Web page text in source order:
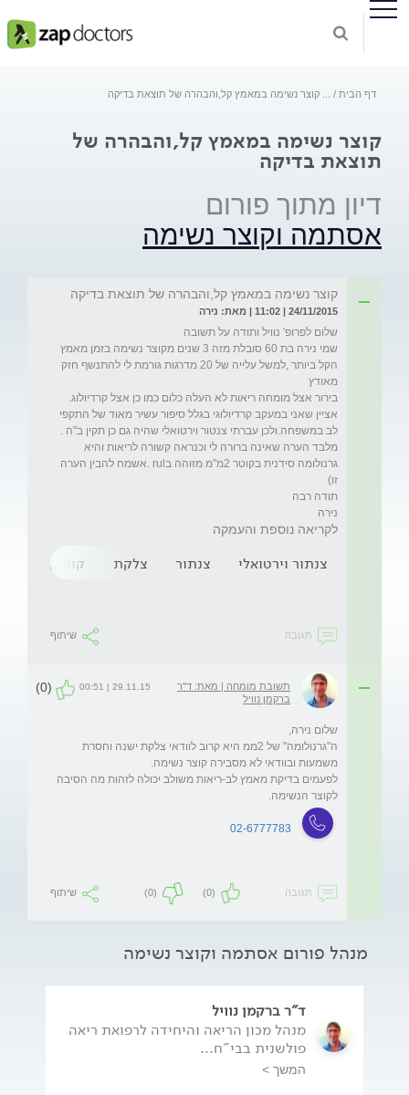
דף הבית קוצר נשימה במאמץ קל,והבהרה של תוצאת בדיקה
קוצר נשימה במאמץ קל,והבהרה של
תוצאת בדיקה
דיון מתוך פורום
אסתמה וקוצר נשימה
קוצר נשימה במאמץ קל,והבהרה של תוצאת בדיקה
24/11/2015 | 11:02 | מאת: נירה
שמי נירה בת 60 סובלת מזה 3 שנים מקוצר נשימה בזמן מאמץ
הקל ביותר ,למשל עלייה של 20 מדרגות גורמת לי להתנשף חזק
אציין שאני במעקב קרדיולוגי בגלל סיפור עשיר מאוד של התקפי
מלבד הערה שאינה ברורה לי וכנראה קשורה לריאות והיא
גרנולומה סידנית בקוטר 2מ"מ מזוהה בrul .אשמח להבין הערה
נירה
לקריאה נוספת והעמקה
צנתור וירטואלי צנתור צלקת קושי בנשימה
תגובה שיתוף
תשובת מומחה | מאת: ד"ר
ברקמן נוויל
29.11.15 | 00:51
(0)
ה"גרנולומה" של 2ממ היא קרוב לוודאי צלקת ישנה וחסרת
לפעמים בדיקת מאמץ לב-ריאות משולב יכולה לזהות מה הסיבה
לקוצר הנשימה.
02-6777783
תגובה (0)
(0) שיתוף
מנהל פורום אסתמה וקוצר נשימה
ד"ר ברקמן נוויל
מנהל מכון הריאה והיחידה לרפואת ריאה
פולשנית בבי"ח...
המשך >